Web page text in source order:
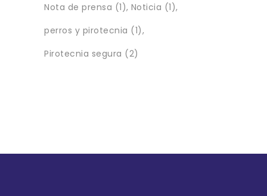
Nota de prensa (1) Noticia (1)
perros y pirotecnia (1)
Pirotecnia segura (2)